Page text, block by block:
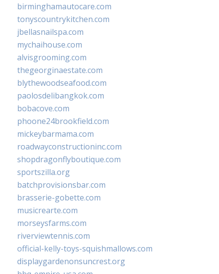
birminghamautocare.com
tonyscountrykitchen.com
jbellasnailspa.com
mychaihouse.com
alvisgrooming.com
thegeorginaestate.com
blythewoodseafood.com
paolosdelibangkok.com
bobacove.com
phoone24brookfield.com
mickeybarmama.com
roadwayconstructioninc.com
shopdragonflyboutique.com
sportszilla.org
batchprovisionsbar.com
brasserie-gobette.com
musicrearte.com
morseysfarms.com
riverviewtennis.com
official-kelly-toys-squishmallows.com
displaygardenonsuncrest.org